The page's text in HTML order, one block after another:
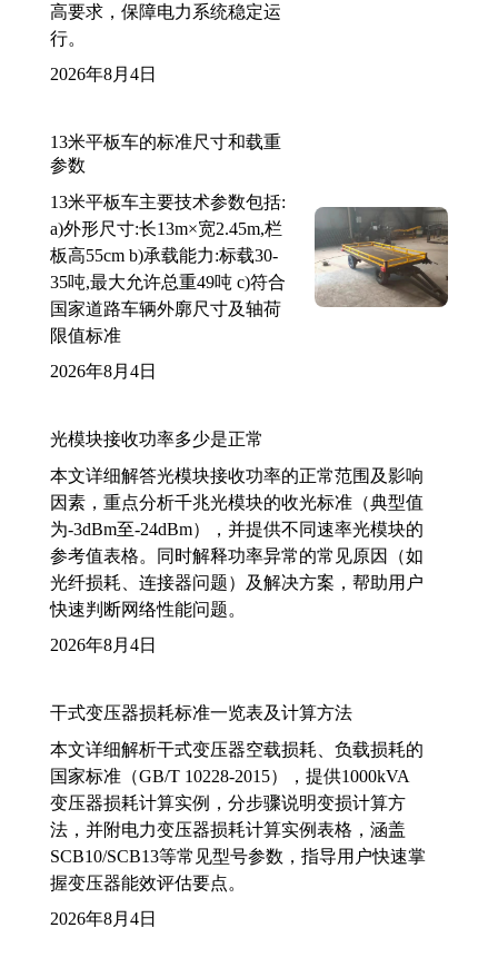
高要求，保障电力系统稳定运
行。
2026年8月4日
13米平板车的标准尺寸和载重
参数
13米平板车主要技术参数包括:
a)外形尺寸:长13m×宽2.45m,栏
板高55cm b)承载能力:标载30-
35吨,最大允许总重49吨 c)符合
国家道路车辆外廓尺寸及轴荷
限值标准
2026年8月4日
光模块接收功率多少是正常
本文详细解答光模块接收功率的正常范围及影响
因素，重点分析千兆光模块的收光标准（典型值
为-3dBm至-24dBm），并提供不同速率光模块的
参考值表格。同时解释功率异常的常见原因（如
光纤损耗、连接器问题）及解决方案，帮助用户
快速判断网络性能问题。
2026年8月4日
干式变压器损耗标准一览表及计算方法
本文详细解析干式变压器空载损耗、负载损耗的
国家标准（GB/T 10228-2015），提供1000kVA
变压器损耗计算实例，分步骤说明变损计算方
法，并附电力变压器损耗计算实例表格，涵盖
SCB10/SCB13等常见型号参数，指导用户快速掌
握变压器能效评估要点。
2026年8月4日